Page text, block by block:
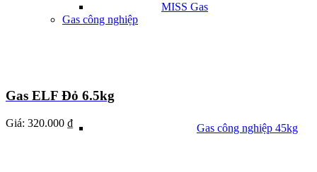
MISS Gas
Gas công nghiệp
Gas công nghiệp 45kg
Gas ELF Đỏ 6.5kg
Giá: 320.000 ₫